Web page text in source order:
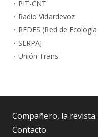
PIT-CNT
Radio Vidardevoz
REDES (Red de
SERPAJ
Unión Trans
Compañero, la revista
Contacto